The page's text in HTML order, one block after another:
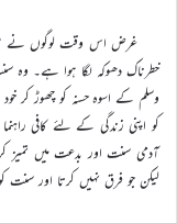
غرض اس وقت لوگوں نے
خطرناک دھوکہ لگا ہوا ہے۔ وہ
وسلم کے اسوہ حسنہ کو چھوڑ کر
کو اپنی زندگی کے لئے کافی
آدمی سنت اور بدعت میں
لیکن جو فرق نہیں کرتا اور سنت